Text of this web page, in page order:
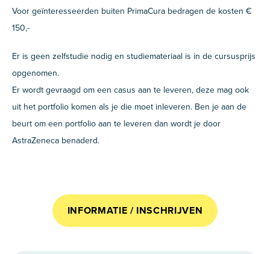
Voor geïnteresseerden buiten PrimaCura bedragen de kosten €
150,-
Er is geen zelfstudie nodig en studiemateriaal is in de cursusprijs
opgenomen.
Er wordt gevraagd om een casus aan te leveren, deze mag ook
uit het portfolio komen als je die moet inleveren. Ben je aan de
beurt om een portfolio aan te leveren dan wordt je door
AstraZeneca benaderd.
INFORMATIE / INSCHRIJVEN